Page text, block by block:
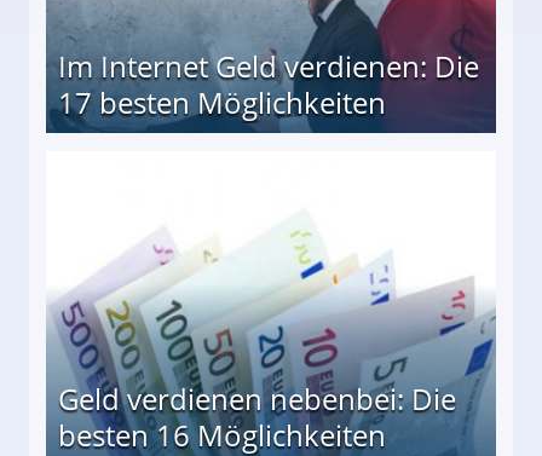
Im Internet Geld verdienen: Die
17 besten Möglichkeiten
Geld verdienen nebenbei: Die
besten 16 Möglichkeiten